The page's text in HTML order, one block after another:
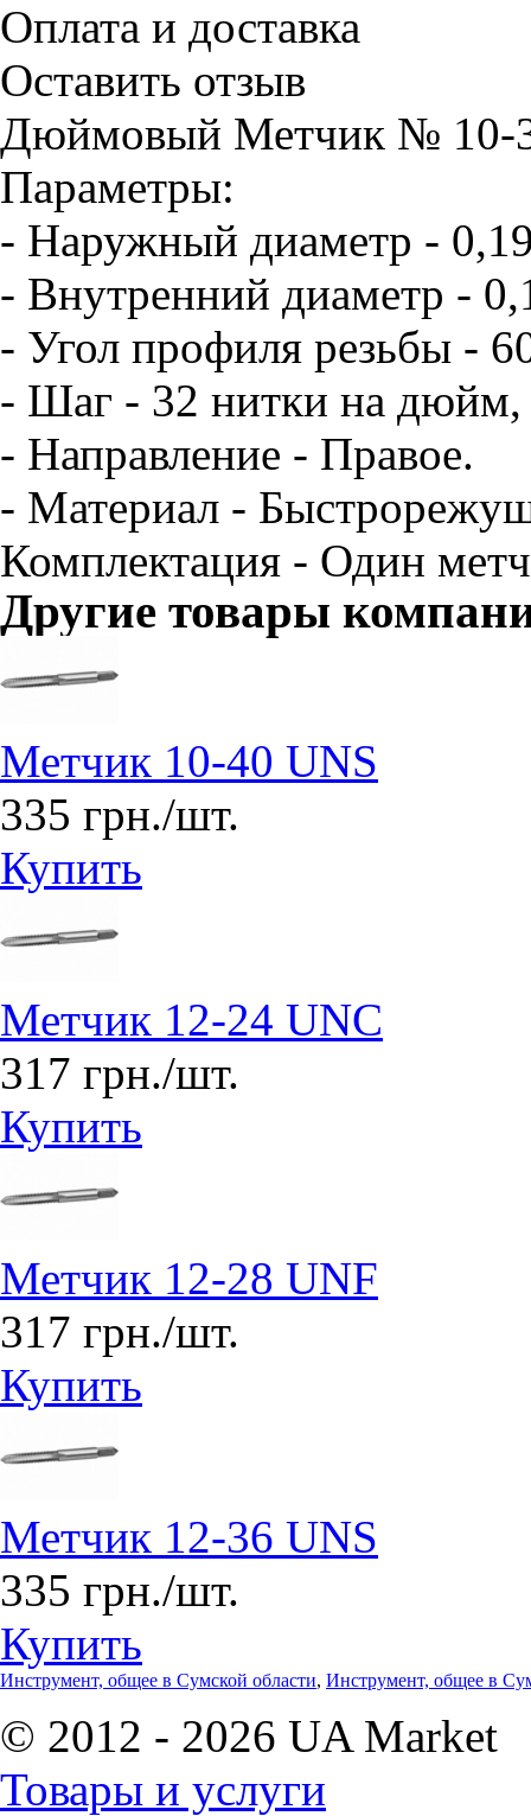
Оплата и доставка
Оставить отзыв
Дюймовый Метчик № 10-
Параметры:
- Наружный диаметр -
- Внутренний диаметр -
- Угол профиля резьбы -
- Шаг - 32 нитки на
- Направление - Правое.
- Материал -
Комплектация - Один
Другие товары
Метчик 10-40 UNS
335 грн./шт.
Купить
Метчик 12-24 UNC
317 грн./шт.
Купить
Метчик 12-28 UNF
317 грн./шт.
Купить
Метчик 12-36 UNS
335 грн./шт.
Купить
Инструмент, общее в Сумской области, Инструмент, общее в
© 2012 - 2026 UA Market
Товары и услуги